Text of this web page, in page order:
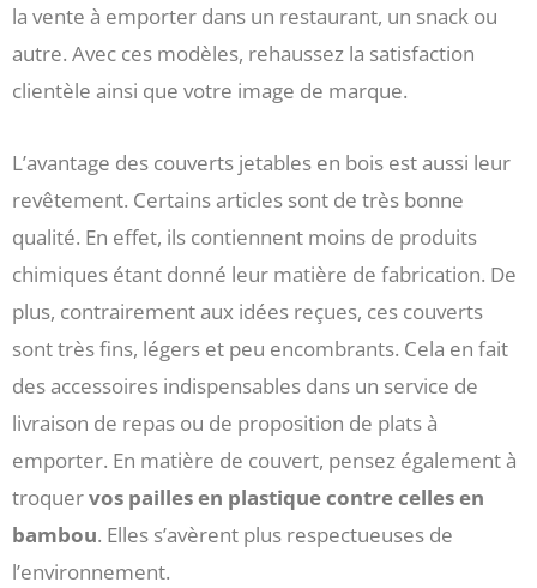
la vente à emporter dans un restaurant, un snack ou
autre. Avec ces modèles, rehaussez la satisfaction
clientèle ainsi que votre image de marque.
L’avantage des couverts jetables en bois est aussi leur
revêtement. Certains articles sont de très bonne
qualité. En effet, ils contiennent moins de produits
chimiques étant donné leur matière de fabrication. De
plus, contrairement aux idées reçues, ces couverts
sont très fins, légers et peu encombrants. Cela en fait
des accessoires indispensables dans un service de
livraison de repas ou de proposition de plats à
emporter. En matière de couvert, pensez également à
troquervos pailles en plastique contre celles en
bambou. Elles s’avèrent plus respectueuses de
l’environnement.